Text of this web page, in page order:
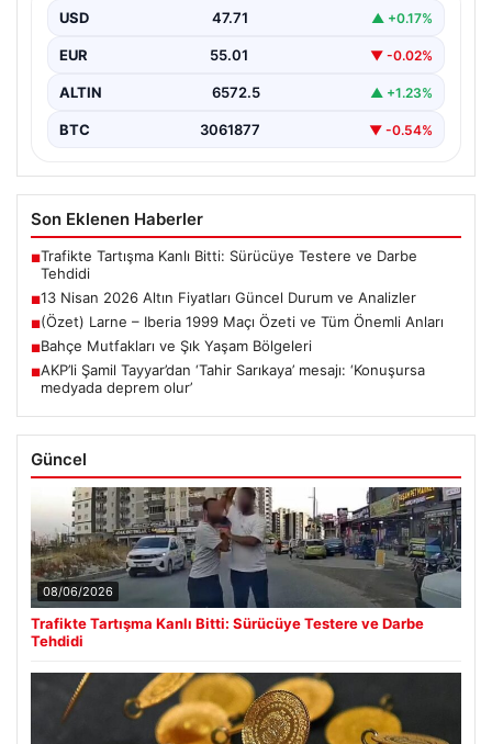
uluslararası gelişmeler ve jeopolitical riskler nedeniyle
oldukça dalgalı…
USD 47.71 ▲ +0.17%
EUR 55.01 ▼ -0.02%
ALTIN 6572.5 ▲ +1.23%
BTC 3061877 ▼ -0.54%
Son Eklenen Haberler
■Trafikte Tartışma Kanlı Bitti: Sürücüye Testere ve Darbe
Tehdidi
■13 Nisan 2026 Altın Fiyatları Güncel Durum ve Analizler
■(Özet) Larne – Iberia 1999 Maçı Özeti ve Tüm Önemli Anları
■Bahçe Mutfakları ve Şık Yaşam Bölgeleri
■AKP’li Şamil Tayyar’dan ‘Tahir Sarıkaya’ mesajı: ‘Konuşursa
medyada deprem olur’
Güncel
08/06/2026
Trafikte Tartışma Kanlı Bitti: Sürücüye Testere ve Darbe
Tehdidi